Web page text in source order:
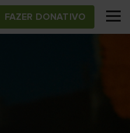
FAZER DONATIVO